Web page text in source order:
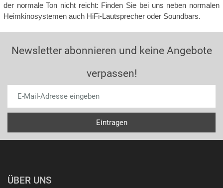
der normale Ton nicht reicht: Finden Sie bei uns neben normalen
Heimkinosystemen auch HiFi-Lautsprecher oder Soundbars.
Newsletter abonnieren und keine Angebote
verpassen!
ÜBER UNS